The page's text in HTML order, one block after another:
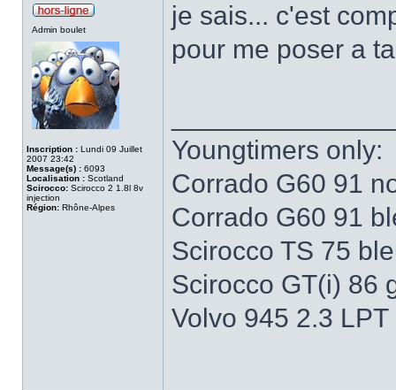
Admin boulet
Inscription : Lundi 09 Juillet
2007 23:42
Message(s) : 6093
Localisation : Scotland
Scirocco: Scirocco 2 1.8l 8v
injection
Région: Rhône-Alpes
je sais... c'est
pour me poser a
Youngtimers only:
Corrado G60 91
Corrado G60 91
Scirocco TS 75
Scirocco GT(i) 86
Volvo 945 2.3